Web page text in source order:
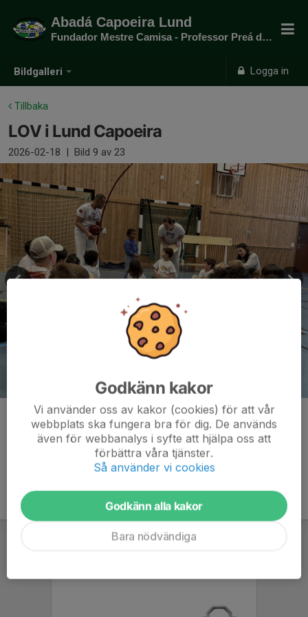
Bildgalleri Logga in
Abadá Capoeira Lund
Fundador Mestre Camisa - Professor Preá do mato
Tillbaka
LOV i Lund Capoeira
2026-02-18 | Bild 9 av 23
Kommentarer
Godkänn kakor
Vi använder oss av kakor (cookies) för att vår
webbplats ska fungera bra för dig. De används
även för webbanalys i syfte att hjälpa oss att
förbättra våra tjänster.
Så använder vi cookies
Godkänn alla kakor
Bara nödvändiga